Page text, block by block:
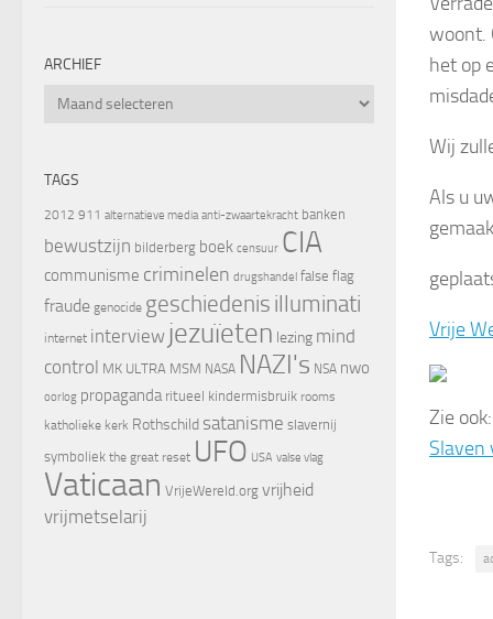
woont.
het op
Wij
Als u
Vrije
Zie
Slaven
Tags:
ARCHIEF
Archief
TAGS
2012 911 alternatieve media anti-zwaartekracht banken
bewustzijn bilderberg boek censuur CIA
communisme criminelen drugshandel false flag
fraude genocide geschiedenis illuminati
internet interview jezuïeten lezing mind
control MK ULTRA MSM NASA NAZI's NSA nwo
oorlog propaganda ritueel kindermisbruik rooms
katholieke kerk Rothschild satanisme slavernij
symboliek the great reset UFO USA valse vlag
Vaticaan VrijeWereld.org vrijheid
vrijmetselarij